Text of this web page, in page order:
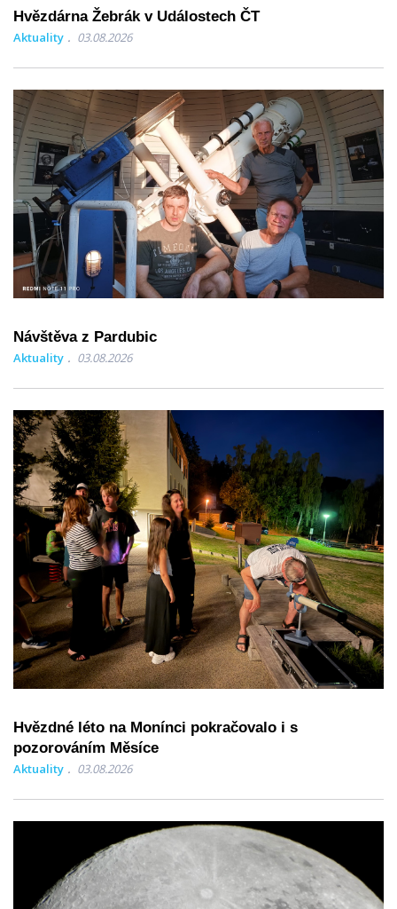
Hvězdárna Žebrák v Událostech ČT
Aktuality 03.08.2026
Návštěva z Pardubic
Aktuality 03.08.2026
Hvězdné léto na Monínci pokračovalo i s
pozorováním Měsíce
Aktuality 03.08.2026